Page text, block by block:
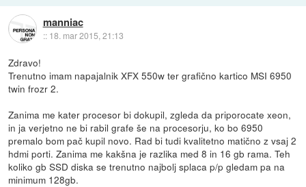
manniac
:: 18. mar 2015, 21:13
Zdravo!
Trenutno imam napajalnik XFX 550w ter grafično kartico MSI 6950
twin frozr 2.
Zanima me kater procesor bi dokupil, zgleda da priporocate xeon,
in ja verjetno ne bi rabil grafe še na procesorju, ko bo 6950
premalo bom pač kupil novo. Rad bi tudi kvalitetno matično z vsaj 2
hdmi porti. Zanima me kakšna je razlika med 8 in 16 gb rama. Teh
koliko gb SSD diska se trenutno najbolj splaca p/p gledam pa na
minimum 128gb.